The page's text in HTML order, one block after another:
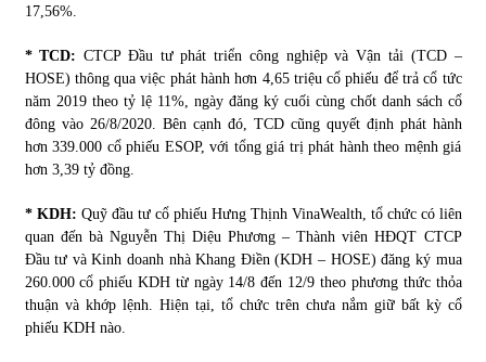
09/11/2021
Chứng khoán ngày 12/10/2021: Top 10 cổ phiếu nổi bật
13/10/2021
Top 10 xe bán chạy nhất tháng 9/2021
13/10/2021
17,56%.
* TCD: CTCP Đầu tư phát triển công nghiệp và Vận tải (TCD –
HOSE) thông qua việc phát hành hơn 4,65 triệu cổ phiếu để trả cổ tức
năm 2019 theo tỷ lệ 11%, ngày đăng ký cuối cùng chốt danh sách cổ
đông vào 26/8/2020. Bên cạnh đó, TCD cũng quyết định phát hành
hơn 339.000 cổ phiếu ESOP, với tổng giá trị phát hành theo mệnh giá
hơn 3,39 tỷ đồng.
* KDH: Quỹ đầu tư cổ phiếu Hưng Thịnh VinaWealth, tổ chức có liên
quan đến bà Nguyễn Thị Diệu Phương – Thành viên HĐQT CTCP
Đầu tư và Kinh doanh nhà Khang Điền (KDH – HOSE) đăng ký mua
260.000 cổ phiếu KDH từ ngày 14/8 đến 12/9 theo phương thức thỏa
thuận và khớp lệnh. Hiện tại, tổ chức trên chưa nắm giữ bất kỳ cổ
phiếu KDH nào.